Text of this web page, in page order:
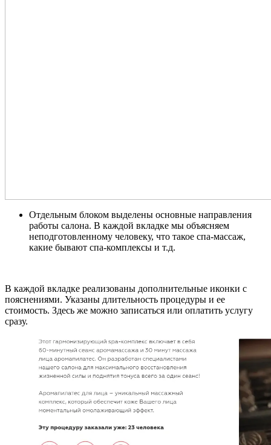
Отдельным блоком выделены основные направления
работы салона. В каждой вкладке мы объясняем
неподготовленному человеку, что такое спа-массаж,
какие бывают спа-комплексы и т.д.
В каждой вкладке реализованы дополнительные иконки с
пояснениями. Указаны длительность процедуры и ее
стоимость. Здесь же можно записаться или оплатить услугу
сразу.